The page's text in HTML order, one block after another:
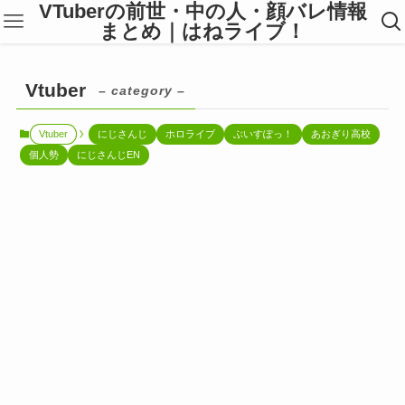
VTuberの前世・中の人・顔バレ情報
まとめ｜はねライブ！
Vtuber – category –
Vtuber にじさんじ ホロライブ ぶいすぽっ！
あおぎり高校
個人勢
にじさんじEN